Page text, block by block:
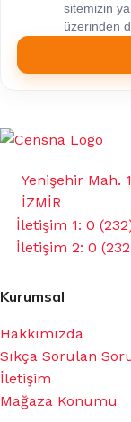
sitemizin
üzerinden
Yenişehir Mah.
İZMİR
İletişim 1: 0
İletişim 2: 0
Kurumsal
Hakkımızda
Sıkça Sorulan
İletişim
Mağaza Konumu